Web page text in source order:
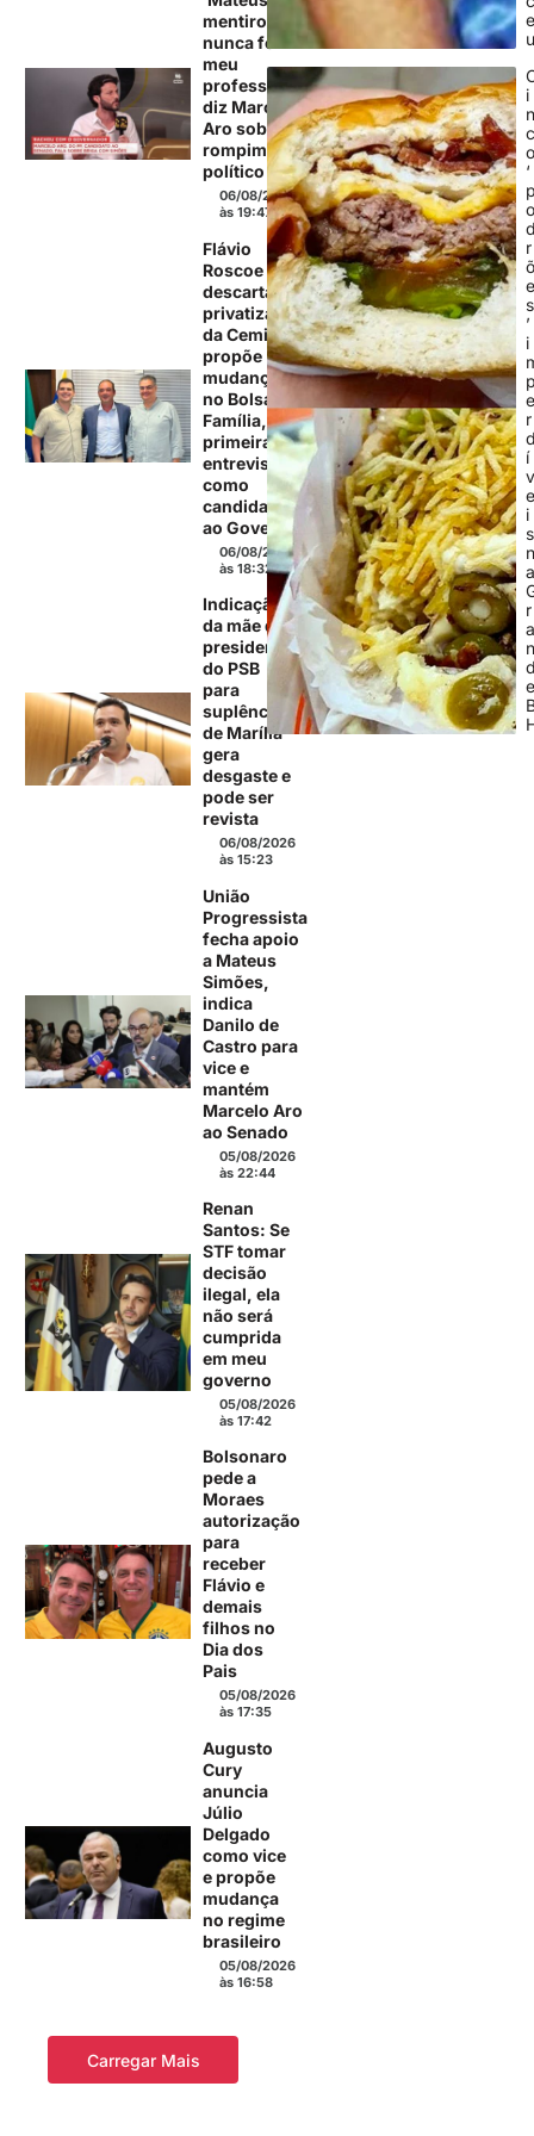
mentiroso e
nunca foi
meu
professor’,
diz Marcelo
Aro sobre
rompimento
político
06/08/2026
às 19:47
Flávio
Roscoe
descarta
privatização
da Cemig e
propõe
mudanças
no Bolsa
Família, em
primeira
entrevista
como
candidato
ao Governo
06/08/2026
às 18:32
Indicação
da mãe de
presidente
do PSB
para
suplência
de Marília
gera
desgaste e
pode ser
revista
06/08/2026
às 15:23
União
Progressista
fecha apoio
a Mateus
Simões,
indica
Danilo de
Castro para
vice e
mantém
Marcelo Aro
ao Senado
05/08/2026
às 22:44
Renan
Santos: Se
STF tomar
decisão
ilegal, ela
não será
cumprida
em meu
governo
05/08/2026
às 17:42
Bolsonaro
pede a
Moraes
autorização
para
receber
Flávio e
demais
filhos no
Dia dos
Pais
05/08/2026
às 17:35
Augusto
Cury
anuncia
Júlio
Delgado
como vice
e propõe
mudança
no regime
brasileiro
05/08/2026
às 16:58
Carregar Mais
i
‘
r
s
’
i
r
í
i
s
r